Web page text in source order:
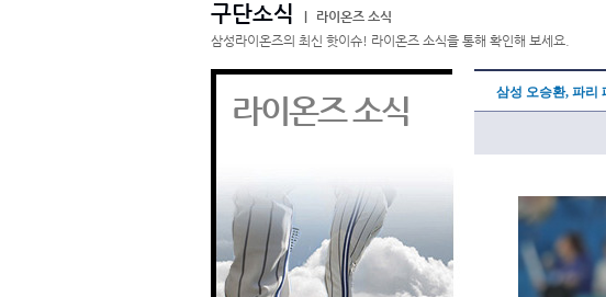
구단소식
라이온즈 소식
삼성라이온즈의 최신 핫이슈! 라이온즈 소식을 통해 확인해 보세요.
라이온즈 소식 삼성 오승환, 파리